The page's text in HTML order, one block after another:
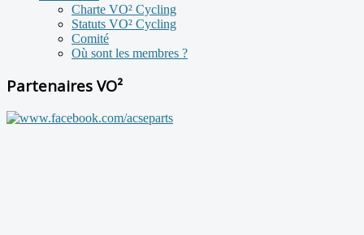
Charte VO² Cycling
Statuts VO² Cycling
Comité
Où sont les membres ?
Partenaires VO²